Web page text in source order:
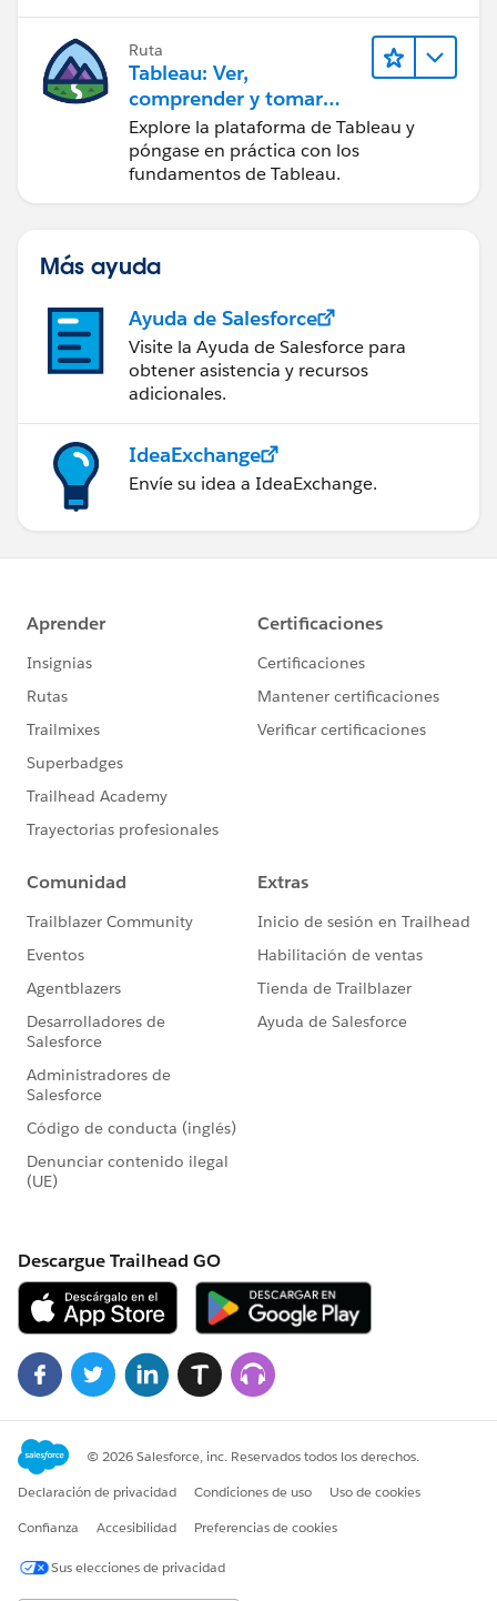
Ruta
Tableau: Ver,
comprender y tomar
medidas a partir de los
datos
Explore la plataforma de Tableau y
póngase en práctica con los
fundamentos de Tableau.
Más ayuda
Ayuda de Salesforce
Visite la Ayuda de Salesforce para
obtener asistencia y recursos
adicionales.
IdeaExchange
Envíe su idea a IdeaExchange.